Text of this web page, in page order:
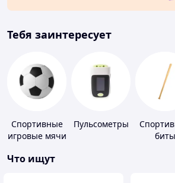
Тебя заинтересует
Спортивные
игровые мячи
Пульсометры
биты
Что ищут